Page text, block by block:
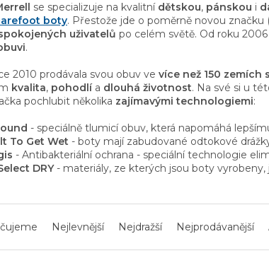
se specializuje na kvalitní dětskou, pánskou i
boty. Přestože jde o poměrně novou značku
uživatelů po celém světě. Od roku
.
2010 prodávala svou obuv ve více než 150 zemích
kvalita, pohodlía dlouhá životnost. Na své si u
pochlubit několika zajímavými technologiemi:
- speciálně tlumicí obuv, která napomáhá
To Get Wet - boty mají zabudované odtokové
- Antibakteriální ochrana - speciální technologie
DRY- materiály, ze kterých jsou boty vyrobeny,
Nejlevnější Nejdražší Nejprodávanější